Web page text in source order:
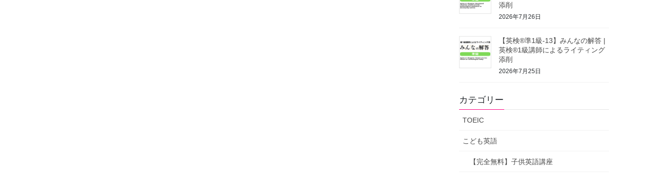
添削
2026年7月26日
【英検®準1級-13】みんなの解答 |
英検®1級講師によるライティング
添削
2026年7月25日
カテゴリー
TOEIC
こども英語
【完全無料】子供英語講座